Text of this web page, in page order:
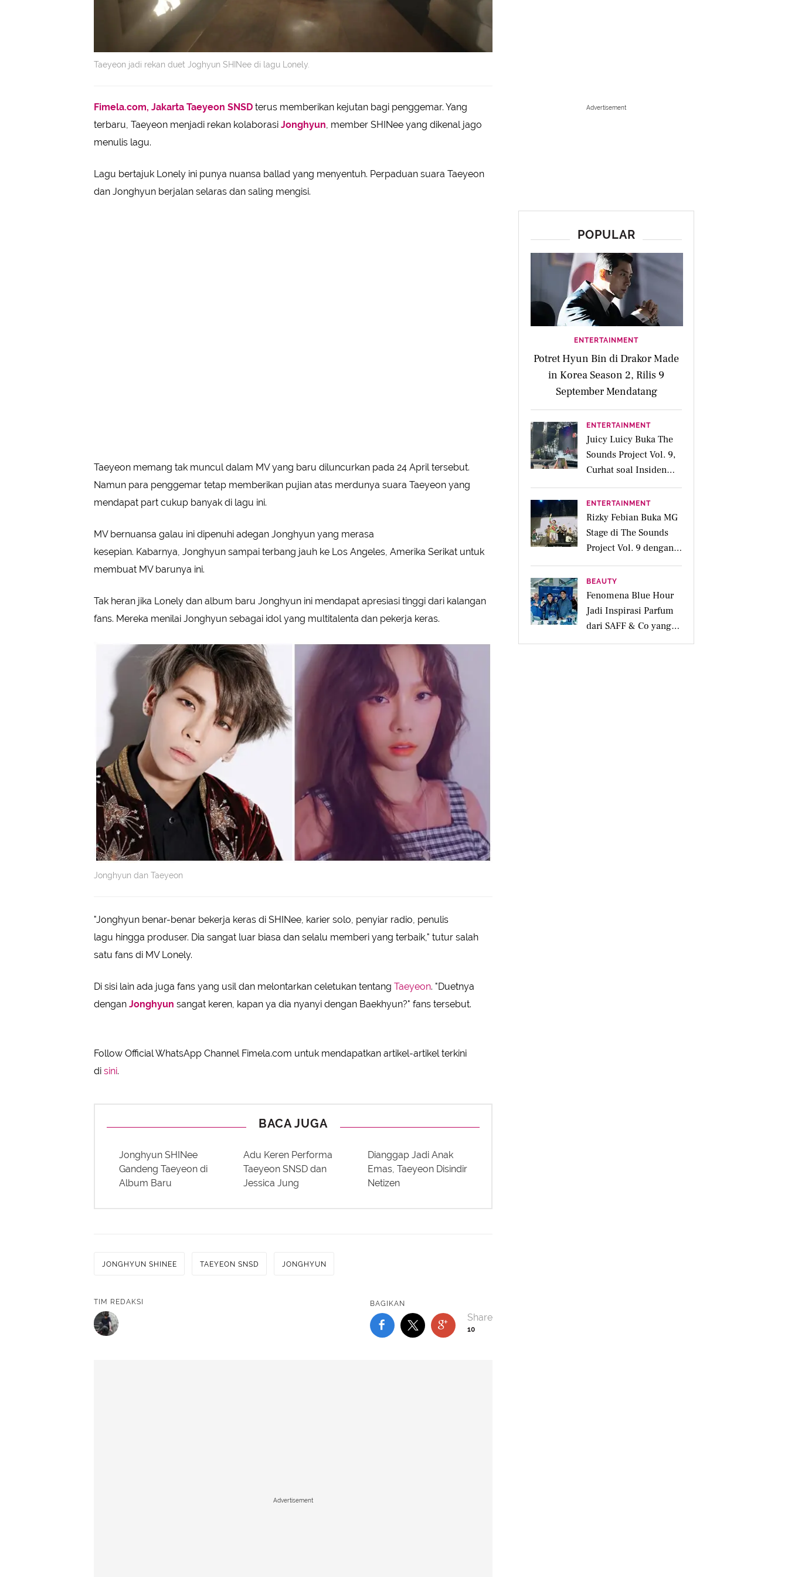
Taeyeon jadi rekan duet Joghyun SHINee di lagu Lonely.
Fimela.com, Jakarta Taeyeon SNSD terus memberikan kejutan bagi penggemar. Yang
terbaru, Taeyeon menjadi rekan kolaborasi Jonghyun , member SHINee yang dikenal jago
menulis lagu.
Lagu bertajuk Lonely ini punya nuansa ballad yang menyentuh. Perpaduan suara Taeyeon
dan Jonghyun berjalan selaras dan saling mengisi.
Taeyeon memang tak muncul dalam MV yang baru diluncurkan pada 24 April tersebut.
Namun para penggemar tetap memberikan pujian atas merdunya suara Taeyeon yang
mendapat part cukup banyak di lagu ini.
MV bernuansa galau ini dipenuhi adegan Jonghyun yang merasa
kesepian. Kabarnya, Jonghyun sampai terbang jauh ke Los Angeles, Amerika Serikat untuk
membuat MV barunya ini.
Tak heran jika Lonely dan album baru Jonghyun ini mendapat apresiasi tinggi dari kalangan
fans. Mereka menilai Jonghyun sebagai idol yang multitalenta dan pekerja keras.
Jonghyun dan Taeyeon
"Jonghyun benar-benar bekerja keras di SHINee, karier solo, penyiar radio, penulis
lagu hingga produser. Dia sangat luar biasa dan selalu memberi yang terbaik," tutur salah
satu fans di MV Lonely.
Di sisi lain ada juga fans yang usil dan melontarkan celetukan tentang Taeyeon. "Duetnya
dengan Jonghyun sangat keren, kapan ya dia nyanyi dengan Baekhyun?" fans tersebut.
Follow Official WhatsApp Channel Fimela.com untuk mendapatkan artikel-artikel terkini
di sini.
BACA JUGA
Jonghyun SHINee
Gandeng Taeyeon di
Album Baru
Adu Keren Performa
Taeyeon SNSD dan
Jessica Jung
Dianggap Jadi Anak
Emas, Taeyeon Disindir
Netizen
JONGHYUN SHINEE TAEYEON SNSD JONGHYUN
TIM REDAKSI BAGIKAN
10
Advertisement
Advertisement
POPULAR
ENTERTAINMENT
Potret Hyun Bin di Drakor Made
in Korea Season 2, Rilis 9
September Mendatang
ENTERTAINMENT
Juicy Luicy Buka The
Sounds Project Vol. 9,
Curhat soal Insiden
Salah Kostum
ENTERTAINMENT
Rizky Febian Buka MG
Stage di The Sounds
Project Vol. 9 dengan
Deretan Hitsnya
BEAUTY
Fenomena Blue Hour
Jadi Inspirasi Parfum
dari SAFF & Co yang
Beraroma Hangat dan